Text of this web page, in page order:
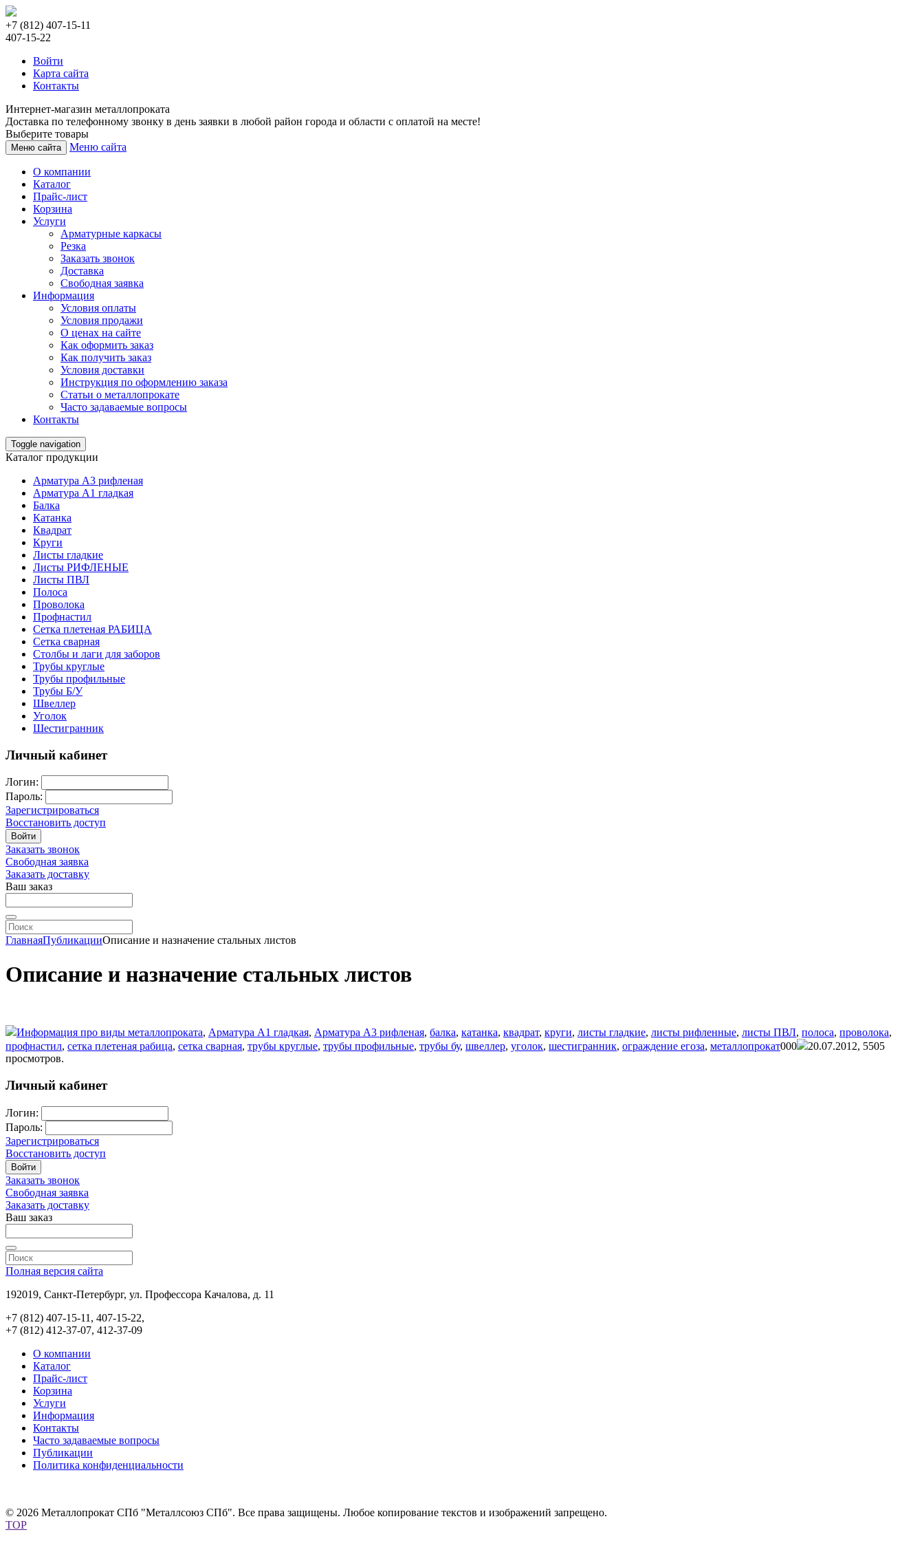
+7 (812) 407-15-11
407-15-22
Войти
Карта сайта
Контакты
Интернет-магазин металлопроката
Доставка по телефонному звонку в день заявки в любой район города и области с оплатой на месте!
Выберите товары
Меню сайта Меню сайта
О компании
Каталог
Прайс-лист
Корзина
Услуги
Арматурные каркасы
Резка
Заказать звонок
Доставка
Свободная заявка
Информация
Условия оплаты
Условия продажи
О ценах на сайте
Как оформить заказ
Как получить заказ
Условия доставки
Инструкция по оформлению заказа
Статьи о металлопрокате
Часто задаваемые вопросы
Контакты
Toggle navigation
Каталог продукции
Арматура А3 рифленая
Арматура А1 гладкая
Балка
Катанка
Квадрат
Круги
Листы гладкие
Листы РИФЛЕНЫЕ
Листы ПВЛ
Полоса
Проволока
Профнастил
Сетка плетеная РАБИЦА
Сетка сварная
Столбы и лаги для заборов
Трубы круглые
Трубы профильные
Трубы Б/У
Швеллер
Уголок
Шестигранник
Личный кабинет
Логин:
Пароль:
Зарегистрироваться
Восстановить доступ
Войти
Заказать звонок
Свободная заявка
Заказать доставку
Ваш заказ
ГлавнаяПубликацииОписание и назначение стальных листов
Описание и назначение стальных листов
Информация про виды металлопроката, Арматура А1 гладкая, Арматура А3 рифленая, балка, катанка, квадрат, круги, листы гладкие, листы рифленные, листы ПВЛ, полоса, проволока,
профнастил, сетка плетеная рабица, сетка сварная, трубы круглые, трубы профильные, трубы бу, швеллер, уголок, шестигранник, ограждение егоза, металлопрокат000 20.07.2012, 5505
просмотров.
Личный кабинет
Логин:
Пароль:
Зарегистрироваться
Восстановить доступ
Войти
Заказать звонок
Свободная заявка
Заказать доставку
Ваш заказ
Полная версия сайта
192019, Санкт-Петербург, ул. Профессора Качалова, д. 11
+7 (812) 407-15-11, 407-15-22,
+7 (812) 412-37-07, 412-37-09
О компании
Каталог
Прайс-лист
Корзина
Услуги
Информация
Контакты
Часто задаваемые вопросы
Публикации
Политика конфиденциальности
© 2026 Металлопрокат СПб "Металлсоюз СПб". Все права защищены. Любое копирование текстов и изображений запрещено.
TOP